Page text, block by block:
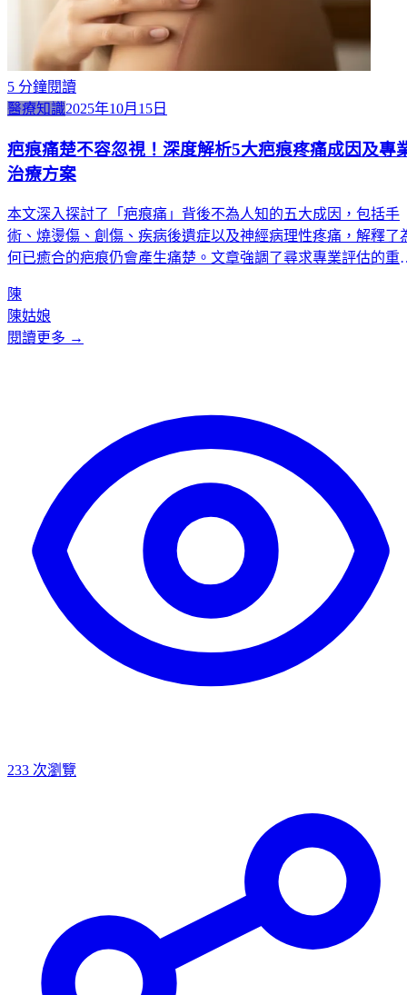
5 分鐘閱讀
醫療知識2025年10月15日
疤痕痛楚不容忽視！深度解析5大疤痕疼痛成因及專
治療方案
本文深入探討了「疤痕痛」背後不為人知的五大成因，包括手
術、燒燙傷、創傷、疾病後遺症以及神經病理性疼痛，解釋了
何已癒合的疤痕仍會產生痛楚。文章強調了尋求專業評估的重
下由註冊醫生提供疤痕治療，並協助處理保險理賠，為患者提
一個安全、可靠的治療選擇。
陳
陳姑娘
閱讀更多 →
233 次瀏覽